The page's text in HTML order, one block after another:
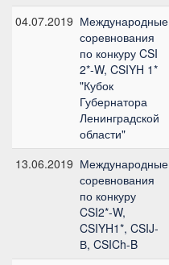
04.07.2019 Международные
соревнования
по конкуру CSI
2*-W, CSIYH 1*
"Кубок
Губернатора
Ленинградской
области"
13.06.2019 Международные
соревнования
по конкуру
CSI2*-W,
CSIYH1*, CSIJ-
В, CSICh-B